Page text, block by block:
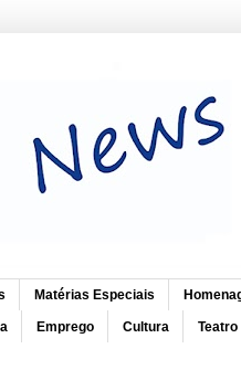
Matérias Especiais
Emprego Cultura Teatro